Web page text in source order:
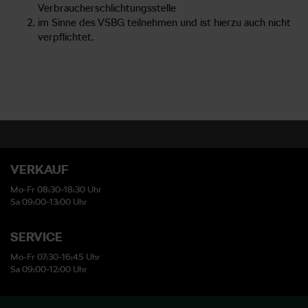
Verbraucherschlichtungsstelle
im Sinne des VSBG teilnehmen und ist hierzu auch nicht
verpflichtet.
VERKAUF
Mo-Fr 08:30-18:30 Uhr
Sa 09:00-13:00 Uhr
SERVICE
Mo-Fr 07:30-16:45 Uhr
Sa 09:00-12:00 Uhr